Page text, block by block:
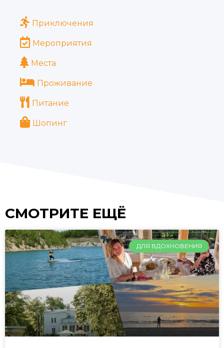
Приключения
Мероприятия
Места
Проживание
Питание
Шопинг
СМОТРИТЕ ЕЩЁ
ДЛЯ ВДОХНОВЕНИЯ